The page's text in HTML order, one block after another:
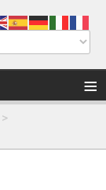
≡
>